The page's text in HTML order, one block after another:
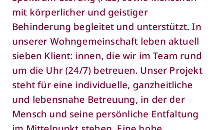
mit körperlicher und geistiger
Behinderung begleitet und unterstützt. In
unserer Wohngemeinschaft leben aktuell
sieben Klient: innen, die wir im Team rund
um die Uhr (24/7) betreuen. Unser Projekt
steht für eine individuelle, ganzheitliche
und lebensnahe Betreuung, in der der
Mensch und seine persönliche Entfaltung